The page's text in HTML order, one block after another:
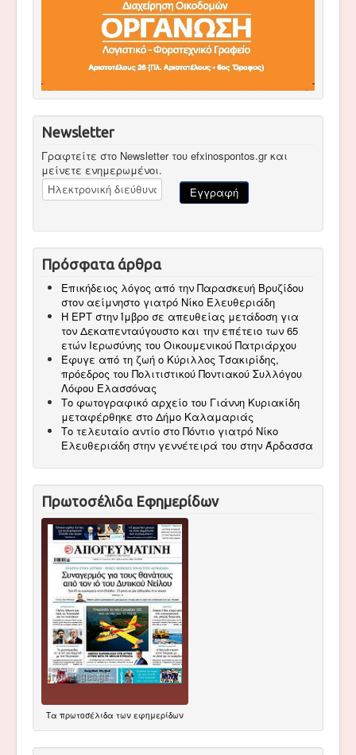
Newsletter
Γραφτείτε στο Newsletter του efxinospontos.gr και
μείνετε ενημερωμένοι.
Πρόσφατα άρθρα
Επικήδειος λόγος από την Παρασκευή Βρυζίδου
στον αείμνηστο γιατρό Νίκο Ελευθεριάδη
Η ΕΡΤ στην Ίμβρο σε απευθείας μετάδοση για
τον Δεκαπενταύγουστο και την επέτειο των 65
ετών Ιερωσύνης του Οικουμενικού Πατριάρχου
Έφυγε από τη ζωή ο Κύριλλος Τσακιρίδης,
πρόεδρος του Πολιτιστικού Ποντιακού Συλλόγου
Λόφου Ελασσόνας
Το φωτογραφικό αρχείο του Γιάννη Κυριακίδη
μεταφέρθηκε στο Δήμο Καλαμαριάς
Το τελευταίο αντίο στο Πόντιο γιατρό Νίκο
Ελευθεριάδη στην γεννέτειρά του στην Άρδασσα
Πρωτοσέλιδα Εφημερίδων
Τα πρωτοσέλιδα των εφημερίδων